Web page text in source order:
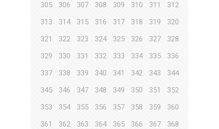
305
306 307 308 309 310 311
312
313
314 315 316 317 318 319
320
321
322 323 324 325 326 327
328
329
330 331 332 333 334 335
336
337
338 339 340 341 342 343
344
345
346 347 348 349 350 351
352
353
354 355 356 357 358 359
360
361
362 363 364 365 366 367
368